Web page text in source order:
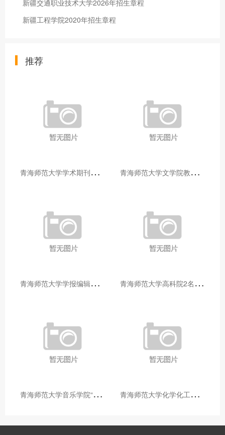
新疆交通职业技术大学2026年招生章程
新疆工程学院2020年招生章程
推荐
青
海师范大学学术期刊两个专栏入选2025年青海省期刊重点专栏 青
海师范大学文学院教师赴山东省相关高校和学术机构交流学习
青
海师范大学学报编辑部赴大通县城关镇上毛佰胜村开展帮扶慰问活动 青
海师范大学高科院2名专家当选中国科学院院士
青
海师范大学音乐学院“青舞华章”本科舞蹈专业中期汇报圆满落幕 青
海师范大学化学化工学院开展铸牢中华民族共同体意识大讲堂活动